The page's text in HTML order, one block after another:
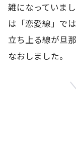
雑になっていま
は「恋愛線」で
立ち上る線が旦
なおしました。